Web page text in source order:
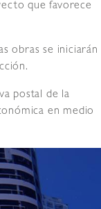
que favorece
obras se iniciarán
postal de la
en medio